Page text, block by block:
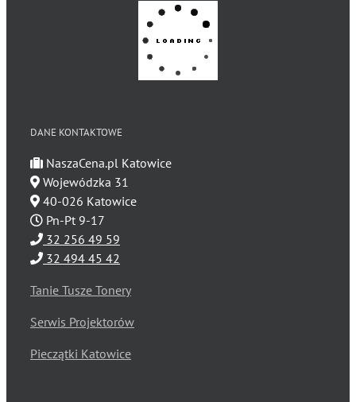
DANE KONTAKTOWE
NaszaCena.pl Katowice
Wojewódzka 31
40-026 Katowice
Pn-Pt 9-17
32 256 49 59
32 494 45 42
Tanie Tusze Tonery
Serwis Projektorów
Pieczątki Katowice